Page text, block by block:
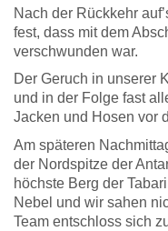
Nach der Rückkehr
fest, dass mit dem
verschwunden war.
Der Geruch in unserer
und in der Folge fast
Jacken und Hosen vor
Am späteren
der Nordspitze der
höchste Berg der
Nebel und wir sahen
Team entschloss sich